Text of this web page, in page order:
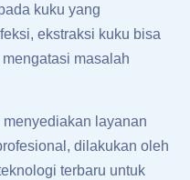
kuku yang
ekstraksi kuku bisa
masalah
menyediakan layanan
dilakukan oleh
terbaru untuk